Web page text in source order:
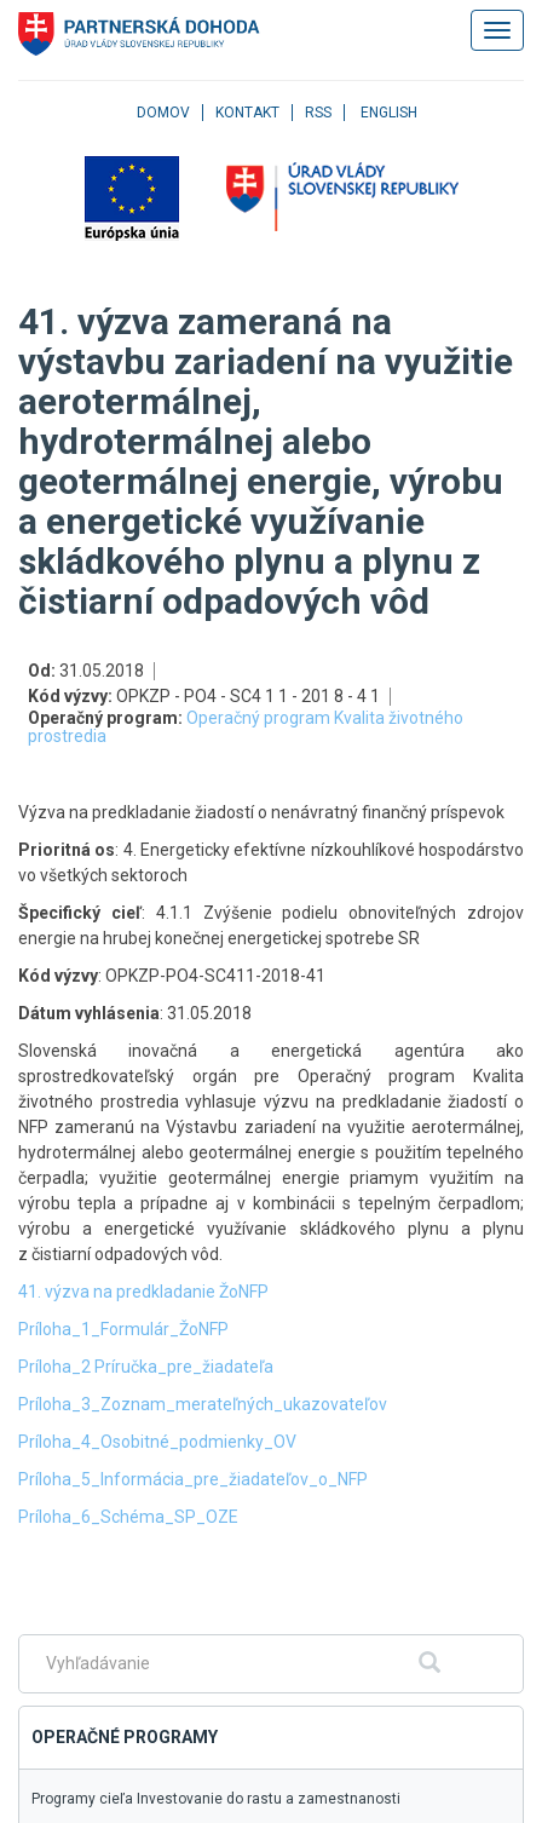
Klávesové
skratky
Skočiť
menu
na
užívateľské
menu
Skočiť
pätičku
stránky
DOMOV KONTAKT RSS ENGLISH
41. výzva zameraná na
výstavbu zariadení na využitie
aerotermálnej,
hydrotermálnej alebo
geotermálnej energie, výrobu
a energetické využívanie
skládkového plynu a plynu z
čistiarní odpadových vôd
Od: 31.05.2018
Kód výzvy: OPKZP - PO4 - SC4 1 1 - 201 8 - 4 1
Operačný program: Operačný program Kvalita životného
prostredia
Výzva na predkladanie žiadostí o nenávratný finančný príspevok
Prioritná os: 4. Energeticky efektívne nízkouhlíkové hospodárstvo
vo všetkých sektoroch
Špecifický cieľ: 4.1.1 Zvýšenie podielu obnoviteľných zdrojov
energie na hrubej konečnej energetickej spotrebe SR
Kód výzvy: OPKZP-PO4-SC411-2018-41
Dátum vyhlásenia: 31.05.2018
Slovenská inovačná a energetická agentúra ako
sprostredkovateľský orgán pre Operačný program Kvalita
životného prostredia vyhlasuje výzvu na predkladanie žiadostí o
NFP zameranú na Výstavbu zariadení na využitie aerotermálnej,
hydrotermálnej alebo geotermálnej energie s použitím tepelného
čerpadla; využitie geotermálnej energie priamym využitím na
výrobu tepla a prípadne aj v kombinácii s tepelným čerpadlom;
výrobu a energetické využívanie skládkového plynu a plynu
z čistiarní odpadových vôd.
41. výzva na predkladanie ŽoNFP
Príloha_1_Formulár_ŽoNFP
Príloha_2 Príručka_pre_žiadateľa
Príloha_3_Zoznam_merateľných_ukazovateľov
Príloha_4_Osobitné_podmienky_OV
Príloha_5_Informácia_pre_žiadateľov_o_NFP
Príloha_6_Schéma_SP_OZE
hlavné
menu
Fulltextové
Hľadať
OPERAČNÉ PROGRAMY
Programy cieľa Investovanie do rastu a zamestnanosti